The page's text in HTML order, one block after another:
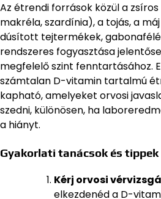
Az étrendi források közül a
makréla, szardínia), a tojás, a
dúsított tejtermékek,
rendszeres fogyasztása
megfelelő szint fenntartásához.
számtalan D-vitamin tartalmú
kapható, amelyeket orvosi
szedni, különösen, ha
a hiányt.
Gyakorlati tanácsok és tippek
Kérj orvosi
elkezdenéd a D-